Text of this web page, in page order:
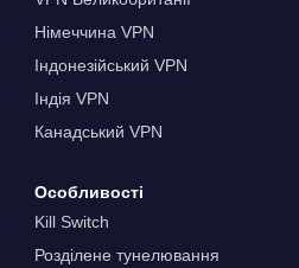
Німеччина VPN
Індонезійський VPN
Індія VPN
Канадський VPN
Особливості
Kill Switch
Розділене тунелювання